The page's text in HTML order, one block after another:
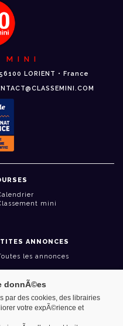
MINI
56100 LORIENT • France
mini
ANNONCES
les annonces
donnÃ©es
par des cookies, des librairies
votre expÃ©rience et